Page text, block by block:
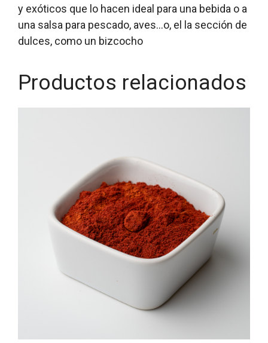
y exóticos que lo hacen ideal para una bebida o a
una salsa para pescado, aves…o, el la sección de
dulces, como un bizcocho
Productos relacionados